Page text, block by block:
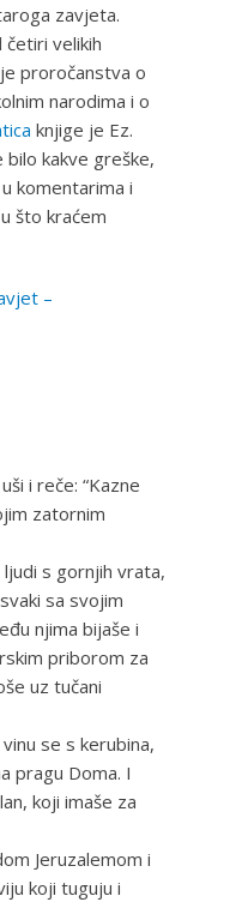
zavjeta.
velikih
proročanstva o
narodima i o
knjige je Ez.
kakve greške,
komentarima i
što kraćem
–
i reče: “Kazne
zatornim
s gornjih vrata,
sa svojim
njima bijaše i
priborom za
uz tučani
se s kerubina,
pragu Doma. I
koji imaše za
Jeruzalemom i
koji tuguju i